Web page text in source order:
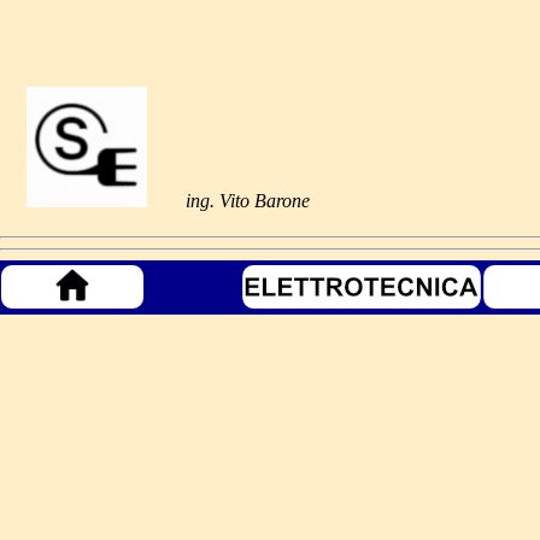
ing. Vito Barone